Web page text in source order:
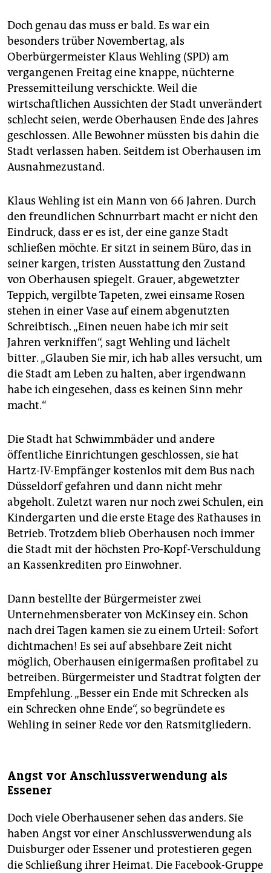
Doch genau das muss er bald. Es war ein
besonders trüber Novembertag, als
Oberbürgermeister Klaus Wehling (SPD) am
vergangenen Freitag eine knappe, nüchterne
Pressemitteilung verschickte. Weil die
wirtschaftlichen Aussichten der Stadt unverändert
schlecht seien, werde Oberhausen Ende des Jahres
geschlossen. Alle Bewohner müssten bis dahin die
Stadt verlassen haben. Seitdem ist Oberhausen im
Ausnahmezustand.
Klaus Wehling ist ein Mann von 66 Jahren. Durch
den freundlichen Schnurrbart macht er nicht den
Eindruck, dass er es ist, der eine ganze Stadt
schließen möchte. Er sitzt in seinem Büro, das in
seiner kargen, tristen Ausstattung den Zustand
von Oberhausen spiegelt. Grauer, abgewetzter
Teppich, vergilbte Tapeten, zwei einsame Rosen
stehen in einer Vase auf einem abgenutzten
Schreibtisch. „Einen neuen habe ich mir seit
Jahren verkniffen“, sagt Wehling und lächelt
bitter. „Glauben Sie mir, ich hab alles versucht, um
die Stadt am Leben zu halten, aber irgendwann
habe ich eingesehen, dass es keinen Sinn mehr
macht.“
Die Stadt hat Schwimmbäder und andere
öffentliche Einrichtungen geschlossen, sie hat
Hartz-IV-Empfänger kostenlos mit dem Bus nach
Düsseldorf gefahren und dann nicht mehr
abgeholt. Zuletzt waren nur noch zwei Schulen, ein
Kindergarten und die erste Etage des Rathauses in
Betrieb. Trotzdem blieb Oberhausen noch immer
die Stadt mit der höchsten Pro-Kopf-Verschuldung
an Kassenkrediten pro Einwohner.
Dann bestellte der Bürgermeister zwei
Unternehmensberater von McKinsey ein. Schon
nach drei Tagen kamen sie zu einem Urteil: Sofort
dichtmachen! Es sei auf absehbare Zeit nicht
möglich, Oberhausen einigermaßen profitabel zu
betreiben. Bürgermeister und Stadtrat folgten der
Empfehlung. „Besser ein Ende mit Schrecken als
ein Schrecken ohne Ende“, so begründete es
Wehling in seiner Rede vor den Ratsmitgliedern.
Angst vor Anschlussverwendung als
Essener
Doch viele Oberhausener sehen das anders. Sie
haben Angst vor einer Anschlussverwendung als
Duisburger oder Essener und protestieren gegen
die Schließung ihrer Heimat. Die Facebook-Gruppe